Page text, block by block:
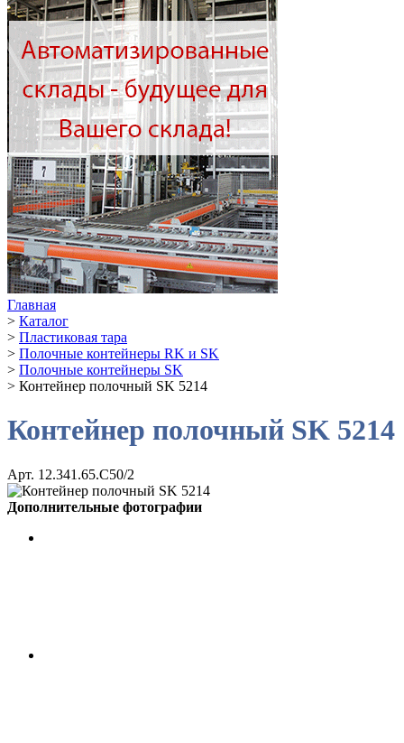
Главная
> Каталог
> Пластиковая тара
> Полочные контейнеры RK и SK
> Полочные контейнеры SK
> Контейнер полочный SK 5214
Контейнер полочный SK 5214
Арт. 12.341.65.С50/2
Дополнительные фотографии